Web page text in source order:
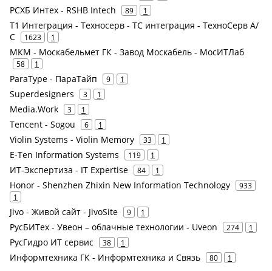
РСХБ Интех - RSHB Intech
89 1
Т1 Интеграция - Техносерв - ТС интеграция - ТехноСерв А/
С
1623 1
МКМ - Москабельмет ГК - Завод Москабель - МосИТЛаб
58 1
ParaType - ПараТайп 9 1
Superdesigners 3 1
Media.Work 3 1
Tencent - Sogou 6 1
Violin Systems - Violin Memory 33 1
E-Ten Information Systems 119 1
ИТ-Экспертиза - IT Expertise 84 1
Honor - Shenzhen Zhixin New Information Technology
933
1
Jivo - Живой сайт - JivoSite 9 1
РусБИТех - Увеон – облачные технологии - Uveon 274 1
РусГидро ИТ сервис 38 1
Информтехника ГК - Информтехника и Связь 80 1